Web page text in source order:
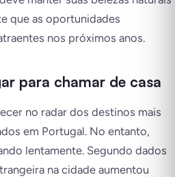
que as oportunidades
nos próximos anos.
para chamar de casa
no radar dos destinos mais
em Portugal. No entanto,
lentamente. Segundo dados
na cidade aumentou